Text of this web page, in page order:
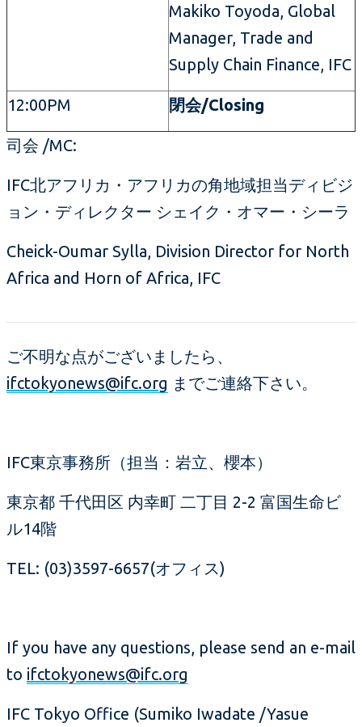
Makiko Toyoda, Global
Manager, Trade and
Supply Chain Finance, IFC
12:00PM 閉会/Closing
司会 /MC:
IFC北アフリカ・アフリカの角地域担当ディビジ
ョン・ディレクター シェイク・オマー・シーラ
Cheick-Oumar Sylla, Division Director for North
Africa and Horn of Africa, IFC
ご不明な点がございましたら、
ifctokyonews@ifc.org までご連絡下さい。
IFC東京事務所（担当：岩立、櫻本）
東京都 千代田区 内幸町 二丁目 2-2 富国生命ビ
ル14階
TEL: (03)3597-6657(オフィス)
If you have any questions, please send an e-mail
to ifctokyonews@ifc.org
IFC Tokyo Office (Sumiko Iwadate /Yasue